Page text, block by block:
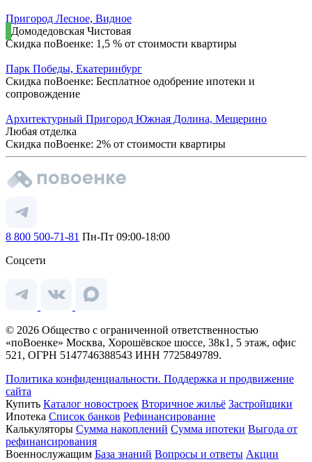
Пригород Лесное, Видное
Домодедовская Чистовая
Скидка поВоенке: 1,5 % от стоимости квартиры
Парк Победы, Екатеринбург
Скидка поВоенке: Бесплатное одобрение ипотеки и
сопровождение
Архитектурный Пригород Южная Долина, Мещерино
Любая отделка
Скидка поВоенке: 2% от стоимости квартиры
8 800 500-71-81 Пн-Пт 09:00-18:00
Соцсети
© 2026 Общество с ограниченной ответственностью
«поВоенке» Москва, Хорошёвское шоссе, 38к1, 5 этаж, офис
521, ОГРН 5147746388543 ИНН 7725849789.
Политика конфиденциальности. Поддержка и продвижение
сайта
Купить Каталог новостроек Вторичное жильё Застройщики
Ипотека Список банков Рефинансирование
Калькуляторы Сумма накоплений Сумма ипотеки Выгода от
рефинансирования
Военнослужащим База знаний Вопросы и ответы Акции